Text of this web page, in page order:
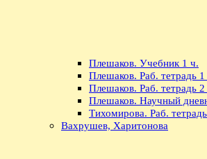
Плешаков. Учебник 1 ч.
Плешаков. Раб. тетрадь 1
Плешаков. Раб. тетрадь 2
Плешаков. Научный
Тихомирова. Раб.
Вахрушев, Харитонова